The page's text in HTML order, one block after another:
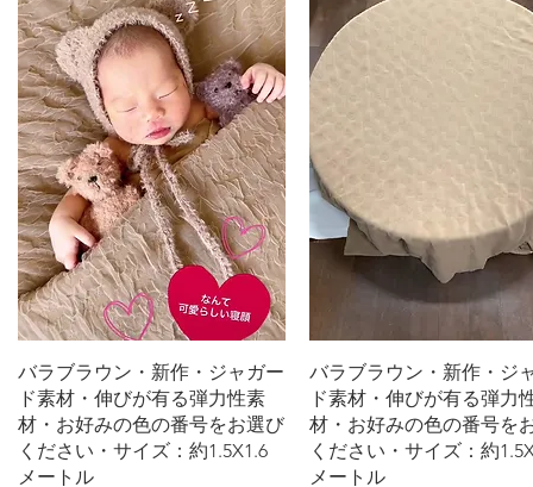
クイックビュー
バラブラウン・新作・ジャガー
ド素材・伸びが有る弾力性素
材・お好みの色の番号をお選び
ください・サイズ：約1.5X1.6
メートル
クイックビュー
バラブラウン・新作・ジ
ド素材・伸びが有る弾力
材・お好みの色の番号を
ください・サイズ：約
メートル